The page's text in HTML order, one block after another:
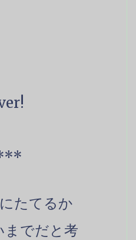
たてるか
までだと考